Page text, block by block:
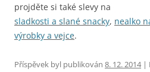
projděte si také slevy na
sladkosti a slané snacky, nealko
výrobky a vejce.
Příspěvek byl publikován 8. 12. 2014|